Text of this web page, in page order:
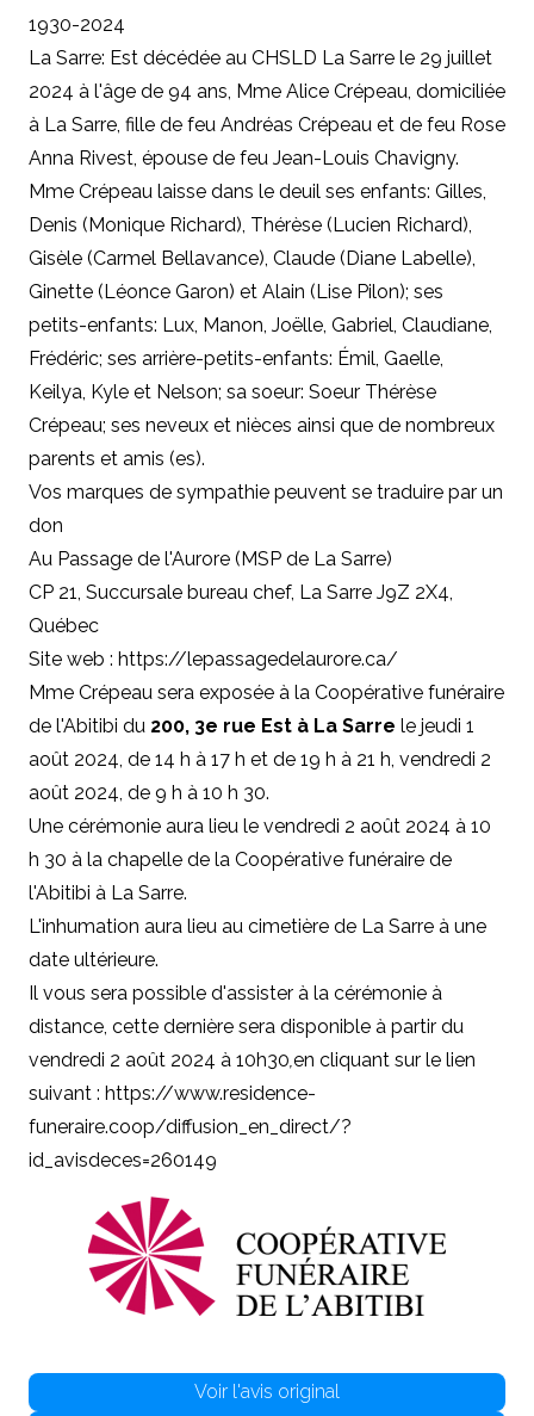
1930-2024
La Sarre: Est décédée au CHSLD La Sarre le 29 juillet
2024 à l'âge de 94 ans, Mme Alice Crépeau, domiciliée
à La Sarre, fille de feu Andréas Crépeau et de feu Rose
Anna Rivest, épouse de feu Jean-Louis Chavigny.
Mme Crépeau laisse dans le deuil ses enfants: Gilles,
Denis (Monique Richard), Thérèse (Lucien Richard),
Gisèle (Carmel Bellavance), Claude (Diane Labelle),
Ginette (Léonce Garon) et Alain (Lise Pilon); ses
petits-enfants: Lux, Manon, Joëlle, Gabriel, Claudiane,
Frédéric; ses arrière-petits-enfants: Émil, Gaelle,
Keilya, Kyle et Nelson; sa soeur: Soeur Thérèse
Crépeau; ses neveux et nièces ainsi que de nombreux
parents et amis (es).
Vos marques de sympathie peuvent se traduire par un
don
Au Passage de l'Aurore (MSP de La Sarre)
CP 21, Succursale bureau chef, La Sarre J9Z 2X4,
Québec
Site web : https://lepassagedelaurore.ca/
Mme Crépeau sera exposée à la Coopérative funéraire
de l'Abitibi du 200, 3e rue Est à La Sarre le jeudi 1
août 2024, de 14 h à 17 h et de 19 h à 21 h, vendredi 2
août 2024, de 9 h à 10 h 30.
Une cérémonie aura lieu le vendredi 2 août 2024 à 10
h 30 à la chapelle de la Coopérative funéraire de
l'Abitibi à La Sarre.
L'inhumation aura lieu au cimetière de La Sarre à une
date ultérieure.
Il vous sera possible d'assister à la cérémonie à
distance, cette dernière sera disponible à partir du
vendredi 2 août 2024 à 10h30 en cliquant sur le lien
suivant : https://www.residence-
funeraire.coop/diffusion_en_direct/?
id_avisdeces=260149
Voir l'avis original